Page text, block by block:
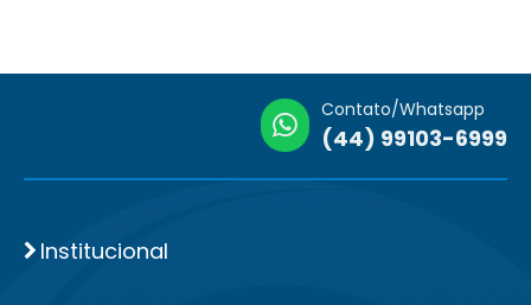
Contato/Whatsapp
(44) 99103-6999
Institucional